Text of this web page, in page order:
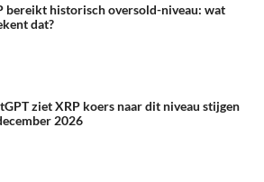
bereikt historisch oversold-niveau: wat
dat?
ziet XRP koers naar dit niveau stijgen
2026